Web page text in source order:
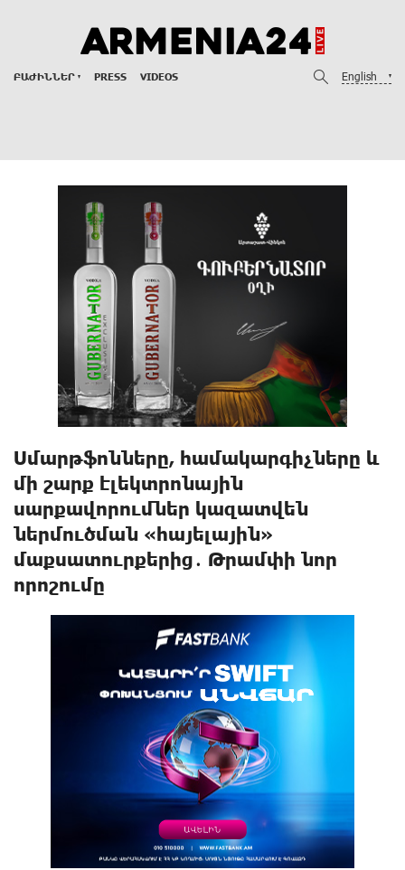
ԲԱԺԻՆՆԵՐ PRESS VIDEOS English
Սմարթֆոնները, համակարգիչները և
մի շարք էլեկտրոնային
սարքավորումներ կազատվեն
ներմուծման «հայելային»
մաքսատուրքերից․ Թրամփի նոր
որոշումը